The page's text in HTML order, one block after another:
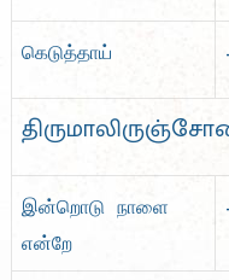
கெடுத்தாய்
இன்றொடு நாளை
என்றே